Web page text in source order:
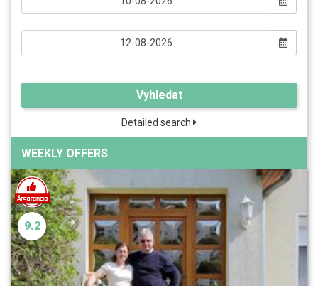
Vyhledat
Detailed search
WEEKLY OFFERS
9.2